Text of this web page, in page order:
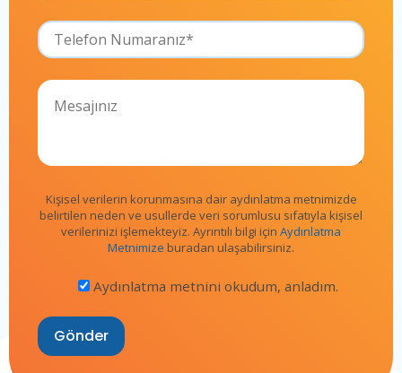
Kişisel verilerin korunmasına dair aydınlatma metnimizde
belirtilen neden ve usullerde veri sorumlusu sıfatıyla kişisel
verilerinizi işlemekteyiz. Ayrıntılı bilgi için Aydınlatma
Metnimize buradan ulaşabilirsiniz.
Aydınlatma metnini okudum, anladım.